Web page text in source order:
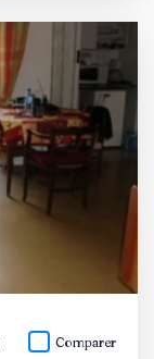
Comparer